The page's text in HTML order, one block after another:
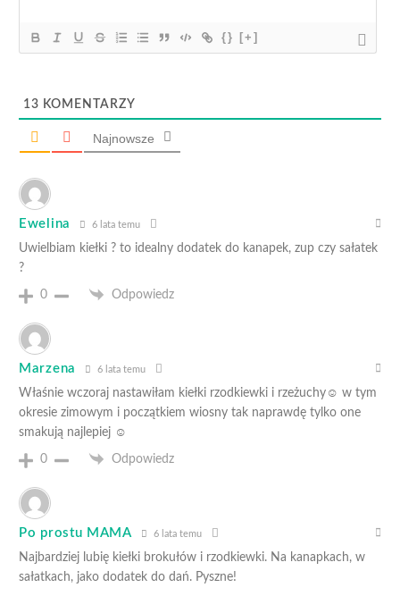
{} [+]
13 KOMENTARZY
Najnowsze
Ewelina 6 lata temu
Uwielbiam kiełki ? to idealny dodatek do kanapek, zup czy sałatek
?
0 Odpowiedz
Marzena 6 lata temu
Właśnie wczoraj nastawiłam kiełki rzodkiewki i rzeżuchy☺️ w tym
okresie zimowym i początkiem wiosny tak naprawdę tylko one
smakują najlepiej ☺️
0 Odpowiedz
Po prostu MAMA 6 lata temu
Najbardziej lubię kiełki brokułów i rzodkiewki. Na kanapkach, w
sałatkach, jako dodatek do dań. Pyszne!